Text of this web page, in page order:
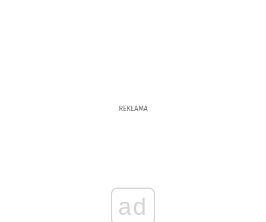
REKLAMA
ad